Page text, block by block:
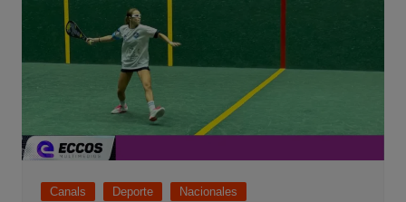
Canals Deporte Nacionales